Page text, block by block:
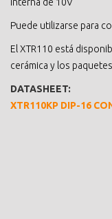
Puede utilizarse para
El XTR110 está
cerámica y los
DATASHEET:
XTR110KP DIP-16